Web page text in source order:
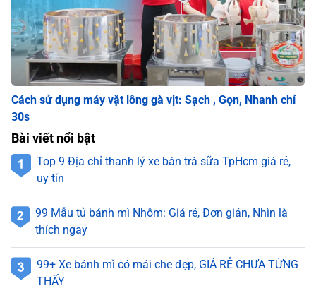
Cách sử dụng máy vặt lông gà vịt: Sạch , Gọn, Nhanh chỉ
30s
Bài viết nổi bật
Top 9 Địa chỉ thanh lý xe bán trà sữa TpHcm giá rẻ,
uy tín
99 Mẫu tủ bánh mì Nhôm: Giá rẻ, Đơn giản, Nhìn là
thích ngay
99+ Xe bánh mì có mái che đẹp, GIÁ RẺ CHƯA TỪNG
THẤY